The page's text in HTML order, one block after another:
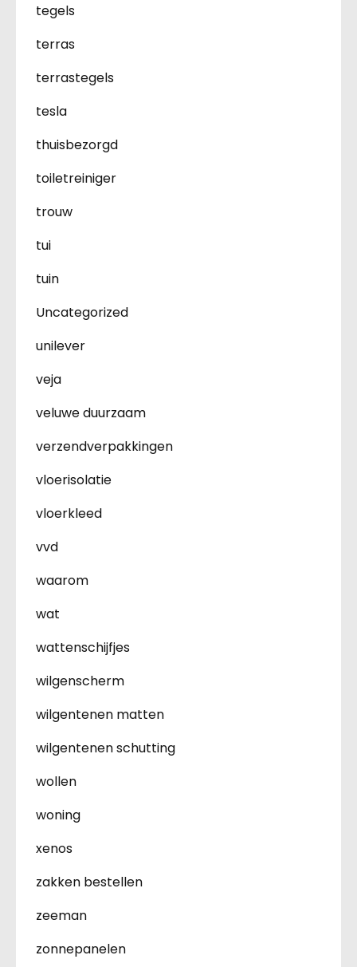
tegels
terras
terrastegels
tesla
thuisbezorgd
toiletreiniger
trouw
tui
tuin
Uncategorized
unilever
veja
veluwe duurzaam
verzendverpakkingen
vloerisolatie
vloerkleed
vvd
waarom
wat
wattenschijfjes
wilgenscherm
wilgentenen matten
wilgentenen schutting
wollen
woning
xenos
zakken bestellen
zeeman
zonnepanelen